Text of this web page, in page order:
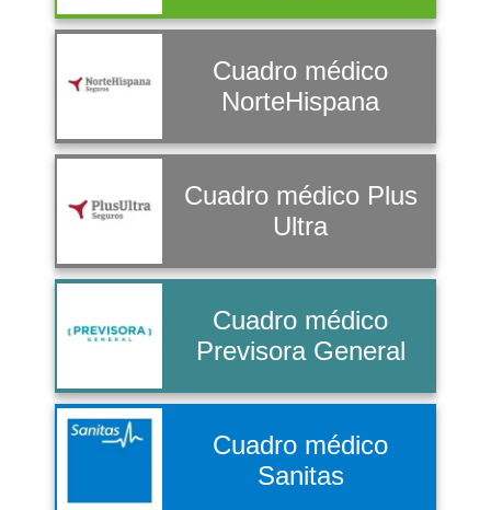
Cuadro médico
NorteHispana
Cuadro médico Plus
Ultra
Cuadro médico
Previsora General
Cuadro médico
Sanitas